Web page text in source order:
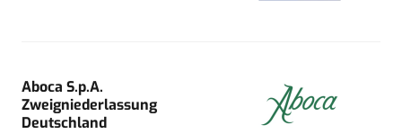
Aboca S.p.A.
Zweigniederlassung
Deutschland